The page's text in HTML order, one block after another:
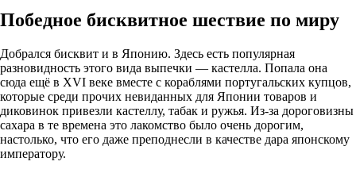
Победное бисквитное шествие по миру
Добрался бисквит и в Японию. Здесь есть популярная
разновидность этого вида выпечки — кастелла. Попала она
сюда ещё в XVI веке вместе с кораблями португальских купцов,
которые среди прочих невиданных для Японии товаров и
диковинок привезли кастеллу, табак и ружья. Из-за дороговизны
сахара в те времена это лакомство было очень дорогим,
настолько, что его даже преподнесли в качестве дара японскому
императору.